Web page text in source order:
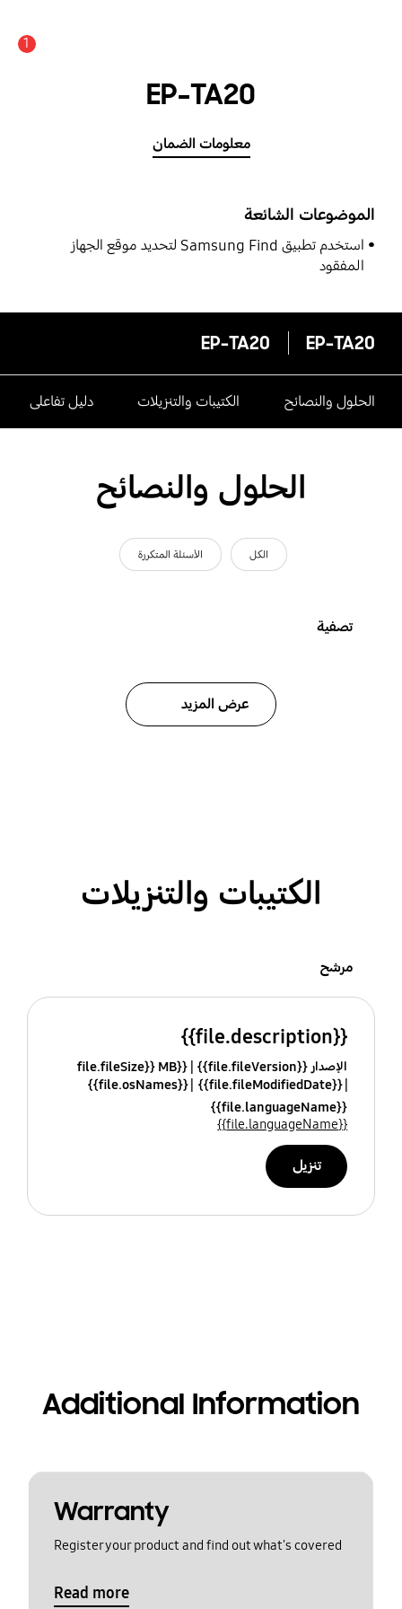
1
EP-TA20
معلومات الضمان
الموضوعات الشائعة
استخدم تطبيق Samsung Find لتحديد موقع الجهاز
المفقود
EP-TA20
EP-TA20
الحلول والنصائح الكتيبات والتنزيلات دليل تفاعلى
الحلول والنصائح
الكل الأسئلة المتكررة
تصفية
عرض المزيد
الكتيبات والتنزيلات
مرشح
{{file.description}}
الإصدار {{file.fileVersion}}
{{file.fileSize}} MB
{{file.fileModifiedDate}}
{{file.osNames}}
{{file.languageName}}
{{file.languageName}}
تنزيل
Additional Information
Warranty
Register your product and find out what's covered
Read more